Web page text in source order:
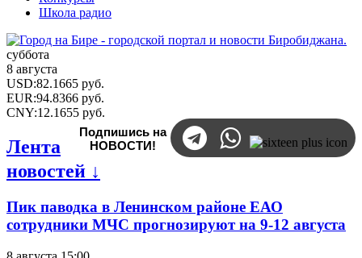
Школа радио
суббота
8 августа
USD:82.1665 руб.
EUR:94.8366 руб.
CNY:12.1655 руб.
Подпишись на
НОВОСТИ!
Лента
новостей ↓
Пик паводка в Ленинском районе ЕАО
сотрудники МЧС прогнозируют на 9-12 августа